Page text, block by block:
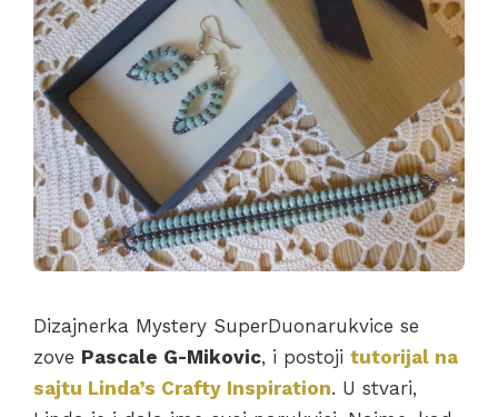
Dizajnerka Mystery SuperDuonarukvice se
zove Pascale G-Mikovic, i postoji tutorijal na
sajtu Linda’s Crafty Inspiration. U stvari,